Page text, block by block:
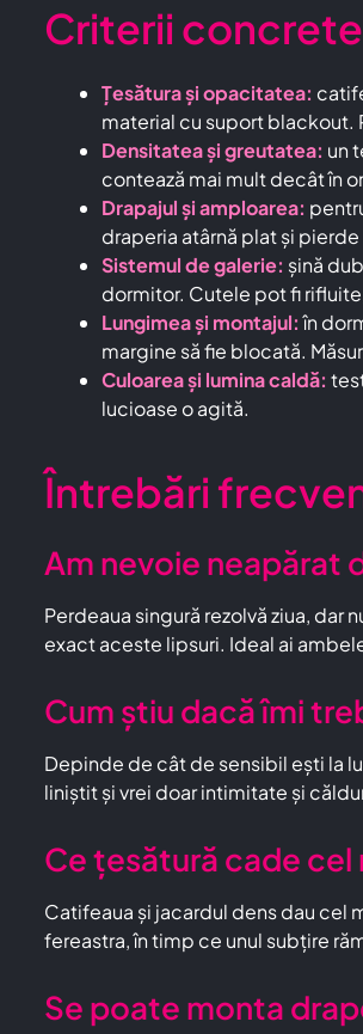
Criterii
Țesătura și opacitatea:
material cu suport blackout.
Densitatea și greutatea: un
contează mai mult decât în
Drapajul și amploarea:
draperia atârnă plat și
Sistemul de galerie: șină
dormitor. Cutele pot fi
Lungimea și montajul:în
margine să fie blocată.
Culoarea și lumina caldă:
lucioase o agită.
Întrebări
Am nevoie neapărat
Perdeaua singură rezolvă ziua, dar
exact aceste lipsuri. Ideal ai
Cum știu dacă îmi
Depinde de cât de sensibil ești la
liniștit și vrei doar intimitate și
Ce țesătură cade cel
Catifeaua și jacardul dens dau cel
fereastra, în timp ce unul subțire
Se poate monta